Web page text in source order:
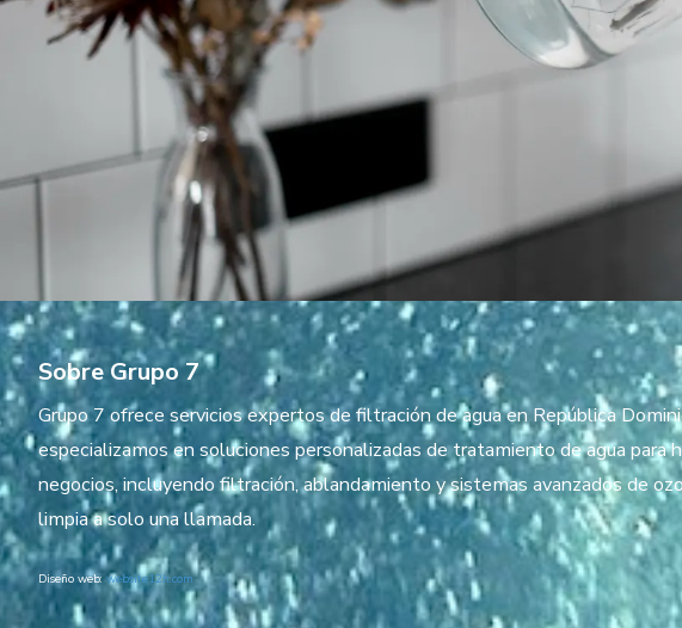
Sobre Grupo 7
Grupo 7 ofrece servicios expertos de filtración de agua en República
especializamos en soluciones personalizadas de tratamiento de agua para
negocios, incluyendo filtración, ablandamiento y sistemas avanzados de
limpia a solo una llamada.
Diseño web:website12h.com